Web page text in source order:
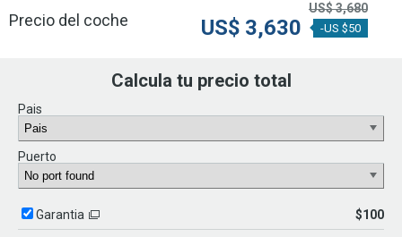
Precio del coche
US$3,680
US$ 3,630 -US $50
Calcula tu precio total
Pais
Puerto
Garantia $100